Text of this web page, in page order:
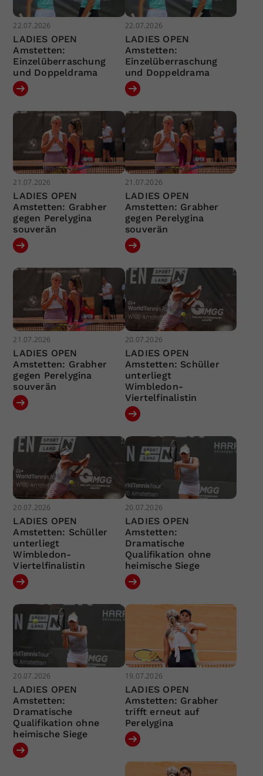
22.07.2026
LADIES OPEN
Amstetten:
Einzelüberraschung
und Doppeldrama
22.07.2026
LADIES OPEN
Amstetten:
Einzelüberraschung
und Doppeldrama
21.07.2026
LADIES OPEN
Amstetten: Grabher
gegen Perelygina
souverän
21.07.2026
LADIES OPEN
Amstetten: Grabher
gegen Perelygina
souverän
21.07.2026
LADIES OPEN
Amstetten: Grabher
gegen Perelygina
souverän
20.07.2026
LADIES OPEN
Amstetten: Schüller
unterliegt
Wimbledon-
Viertelfinalistin
20.07.2026
LADIES OPEN
Amstetten: Schüller
unterliegt
Wimbledon-
Viertelfinalistin
20.07.2026
LADIES OPEN
Amstetten:
Dramatische
Qualifikation ohne
heimische Siege
20.07.2026
LADIES OPEN
Amstetten:
Dramatische
Qualifikation ohne
heimische Siege
19.07.2026
LADIES OPEN
Amstetten: Grabher
trifft erneut auf
Perelygina